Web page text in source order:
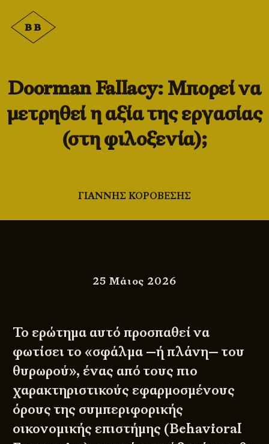
Doorman Fallacy: Μπορεί να
μετρηθεί η αξία της εργασίας
(στη φιλοξενία);
ΓΙΑΝΝΗΣ ΚΟΡΟΒΕΣΗΣ
25 Μάιος 2026
Το ερώτημα αυτό προσπαθεί να
φωτίσει το «σφάλμα —ή πλάνη— του
θυρωρού», ένας από τους πιο
χαρακτηριστικούς εφαρμοσμένους
όρους της συμπεριφορικής
οικονομικής επιστήμης (Behavioral